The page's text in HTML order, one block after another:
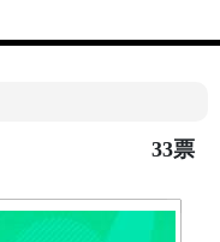
33票